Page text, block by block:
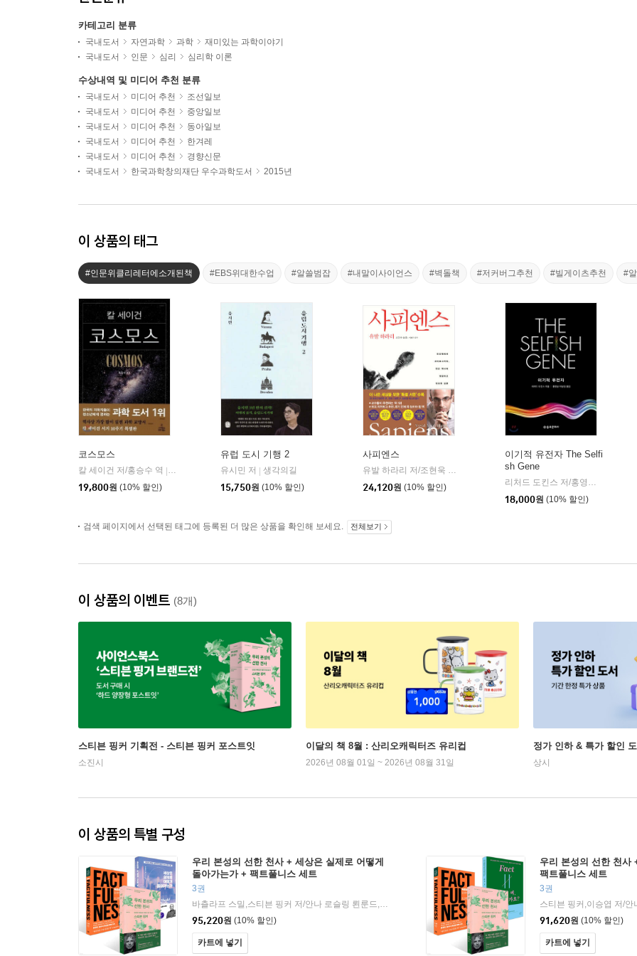
카테고리 분류
국내도서 자연과학 과학
재미있는 과학이야기
국내도서
인문 심리 심리학 이론
수상내역 및 미디어 추천 분류
국내도서 미디어 추천
조선일보
국내도서
미디어 추천
중앙일보
국내도서
미디어 추천
동아일보
국내도서
미디어 추천
한겨레
국내도서
미디어 추천
경향신문
국내도서
한국과학창의재단 우수과학도서 2015년
이 상품의 태그
#인문위클리레터에소개된책 #EBS위대한수업 #알쓸범잡 #내말이사이언스 #벽돌책 #저커버그추천 #빌게이츠추천 #
코스모스
칼 세이건 저/홍승수 역
사이언스북스
19,800원 (10% 할인)
유럽 도시 기행 2
유시민 저
생각의길
15,750원 (10% 할인)
사피엔스
유발 하라리 저/조현욱 역/이태수 감수 | 김영사
24,120원 (10% 할인)
이기적 유전자 The Selfi
sh Gene
리처드 도킨스 저/홍영남,이상임 공역
18,000원 (10% 할인)
검색 페이지에서 선택된 태그에 등록된 더 많은 상품을 확인해 보세요. 전체보기
이 상품의 이벤트 (8개)
스티븐 핑커 기획전 - 스티븐 핑커 포스트잇
소진시
이달의 책 8월 : 산리오캐릭터즈 유리컵
2026년 08월 01일 ~ 2026년 08월 31일
정가 인하 & 특가 할인
상시
이 상품의 특별 구성
우리 본성의 선한 천사 + 세상은 실제로 어떻게
돌아가는가 + 팩트풀니스 세트
3권
바츨라프 스밀,스티븐 핑커 저/안나 로슬링 뢴룬드,올라 로슬링,한스 로슬링 공저/강주헌,김명남,이창신 역
| 김영사 |
95,220원 (10% 할인)
카트에 넣기
우리 본성의 선한 천사
팩트풀니스 세트
3권
91,620원 (10% 할인)
카트에 넣기